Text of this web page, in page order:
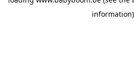
information)